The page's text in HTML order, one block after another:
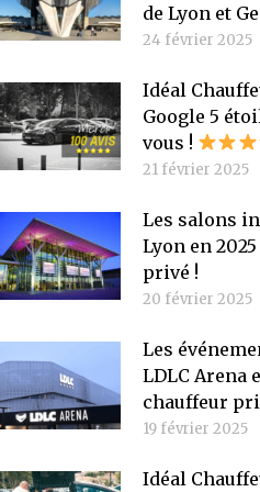
de Lyon et
24 février 2025
Idéal
Google 5
vous !
21 février 2025
Les salons
Lyon en
privé !
20 février 2025
Les
LDLC Arena
chauffeur
19 février 2025
Idéal